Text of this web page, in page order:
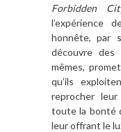
Forbidden
l’expérience
honnête, par
découvre des
mêmes,
qu’ils
reprocher
toute la bonté
leur offrant le